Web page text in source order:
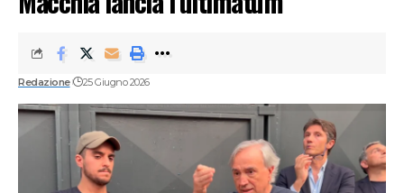
Redazione 25 Giugno 2026